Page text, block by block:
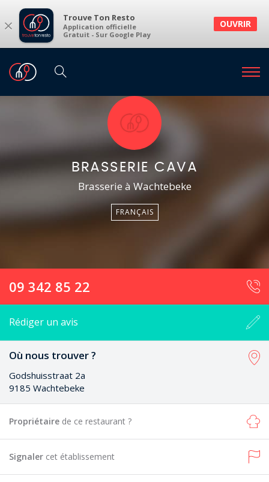
× Trouve Ton Resto
Application officielle
Gratuit - Sur Google Play
OUVRIR
BRASSERIE CAVA
Brasserie à Wachtebeke
FRANÇAIS
09 342 85 22
Rédiger un avis
Où nous trouver ?
Godshuisstraat 2a
9185 Wachtebeke
Propriétaire de ce restaurant ?
Signaler cet établissement